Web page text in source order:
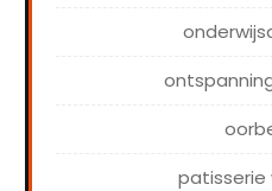
patisserie